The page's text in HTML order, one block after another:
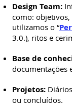
Design Team:
como:
utilizamos o “
3.0.), ritos e
Base de
documentações
Projetos:
ou concluídos.